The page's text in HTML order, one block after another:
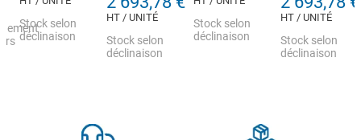
Stock selon
déclinaison
HT / UNITÉ
Stock selon
déclinaison
Stock selon
déclinaison
HT / UNITÉ
Stock selon
déclinaison